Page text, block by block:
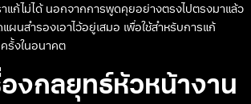
าแก้ไม่ได้ นอกจากการพูดคุยอย่างตรงไปตรงมาแล้ว
ผนสำรองเอาไว้อยู่เสมอ เพื่อใช้สำหรับการแก้
รั้งในอนาคต
งกลยุทธ์หัวหน้างาน